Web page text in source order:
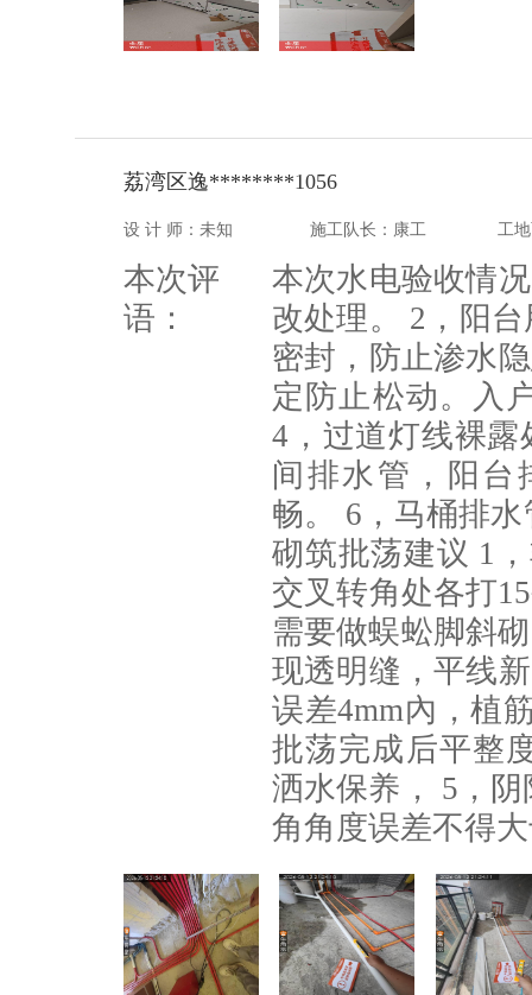
荔湾区逸********1056
设 计 师：未知 施工队长：康工 工
本次评
语：
本次水电验收情
改处理。 2，阳
密封，防止渗水
定防止松动。入
4，过道灯线裸
间排水管，阳台
畅。 6，马桶排
砌筑批荡建议 1
交叉转角处各打
需要做蜈蚣脚斜
现透明缝，平线
误差4mm內，植
批荡完成后平整
洒水保养， 5，
角角度误差不得